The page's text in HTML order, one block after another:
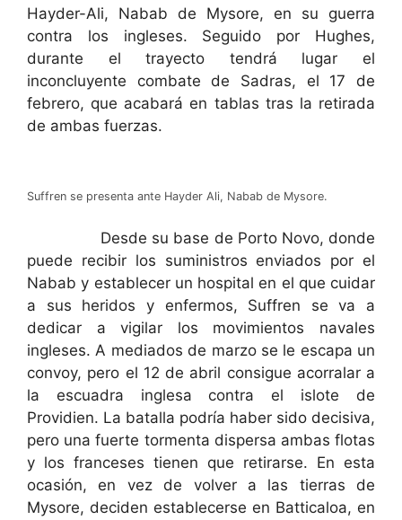
Hayder-Ali, Nabab de Mysore, en su guerra
contra los ingleses. Seguido por Hughes,
durante el trayecto tendrá lugar el
inconcluyente combate de Sadras, el 17 de
febrero, que acabará en tablas tras la retirada
de ambas fuerzas.
Suffren se presenta ante Hayder Ali, Nabab de Mysore.
Desde su base de Porto Novo, donde
puede recibir los suministros enviados por el
Nabab y establecer un hospital en el que cuidar
a sus heridos y enfermos, Suffren se va a
dedicar a vigilar los movimientos navales
ingleses. A mediados de marzo se le escapa un
convoy, pero el 12 de abril consigue acorralar a
la escuadra inglesa contra el islote de
Providien. La batalla podría haber sido decisiva,
pero una fuerte tormenta dispersa ambas flotas
y los franceses tienen que retirarse. En esta
ocasión, en vez de volver a las tierras de
Mysore, deciden establecerse en Batticaloa, en